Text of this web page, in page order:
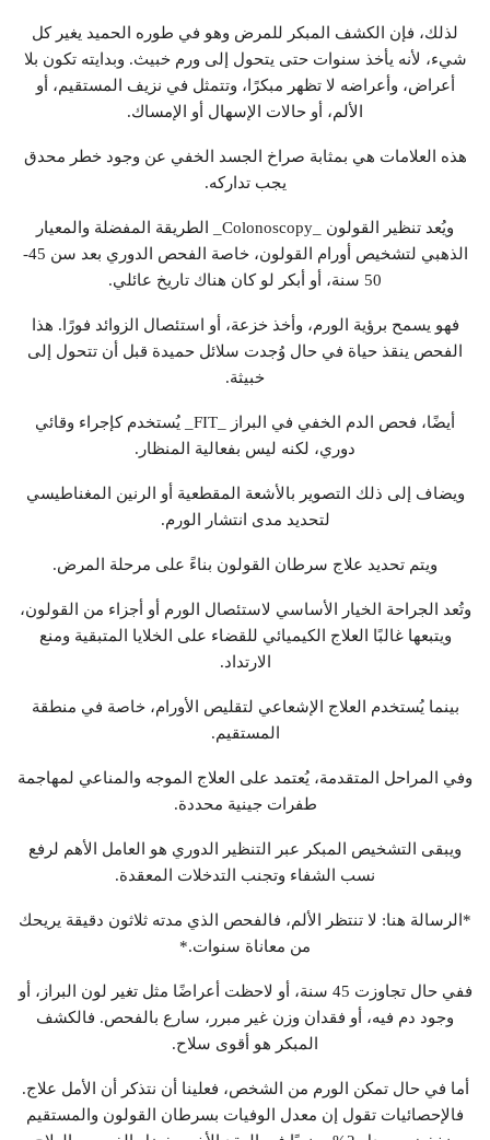
لذلك، فإن الكشف المبكر للمرض وهو في طوره الحميد يغير كل
شيء، لأنه يأخذ سنوات حتى يتحول إلى ورم خبيث. وبدايته تكون بلا
أعراض، وأعراضه لا تظهر مبكرًا، وتتمثل في نزيف المستقيم، أو
الألم، أو حالات الإسهال أو الإمساك.
هذه العلامات هي بمثابة صراخ الجسد الخفي عن وجود خطر محدق
يجب تداركه.
ويُعد تنظير القولون _Colonoscopy_ الطريقة المفضلة والمعيار
الذهبي لتشخيص أورام القولون، خاصة الفحص الدوري بعد سن 45-
50 سنة، أو أبكر لو كان هناك تاريخ عائلي.
فهو يسمح برؤية الورم، وأخذ خزعة، أو استئصال الزوائد فورًا. هذا
الفحص ينقذ حياة في حال وُجدت سلائل حميدة قبل أن تتحول إلى
خبيثة.
أيضًا، فحص الدم الخفي في البراز _FIT_ يُستخدم كإجراء وقائي
دوري، لكنه ليس بفعالية المنظار.
ويضاف إلى ذلك التصوير بالأشعة المقطعية أو الرنين المغناطيسي
لتحديد مدى انتشار الورم.
ويتم تحديد علاج سرطان القولون بناءً على مرحلة المرض.
وتُعد الجراحة الخيار الأساسي لاستئصال الورم أو أجزاء من القولون،
ويتبعها غالبًا العلاج الكيميائي للقضاء على الخلايا المتبقية ومنع
الارتداد.
بينما يُستخدم العلاج الإشعاعي لتقليص الأورام، خاصة في منطقة
المستقيم.
وفي المراحل المتقدمة، يُعتمد على العلاج الموجه والمناعي لمهاجمة
طفرات جينية محددة.
ويبقى التشخيص المبكر عبر التنظير الدوري هو العامل الأهم لرفع
نسب الشفاء وتجنب التدخلات المعقدة.
*الرسالة هنا: لا تنتظر الألم، فالفحص الذي مدته ثلاثون دقيقة يريحك
من معاناة سنوات.*
ففي حال تجاوزت 45 سنة، أو لاحظت أعراضًا مثل تغير لون البراز، أو
وجود دم فيه، أو فقدان وزن غير مبرر، سارع بالفحص. فالكشف
المبكر هو أقوى سلاح.
أما في حال تمكن الورم من الشخص، فعلينا أن نتذكر أن الأمل علاج.
فالإحصائيات تقول إن معدل الوفيات بسرطان القولون والمستقيم